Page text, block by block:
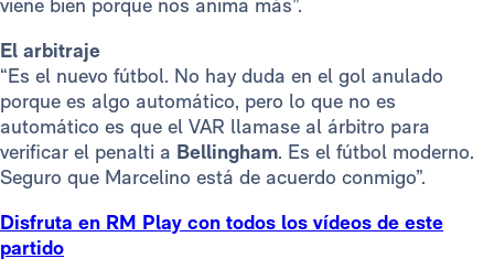
viene bien porque nos anima más”.
El arbitraje
“Es el nuevo fútbol. No hay duda en el gol anulado
porque es algo automático, pero lo que no es
automático es que el VAR llamase al árbitro para
verificar el penalti a Bellingham. Es el fútbol moderno.
Seguro que Marcelino está de acuerdo conmigo”.
Disfruta en RM Play con todos los vídeos de este
partido